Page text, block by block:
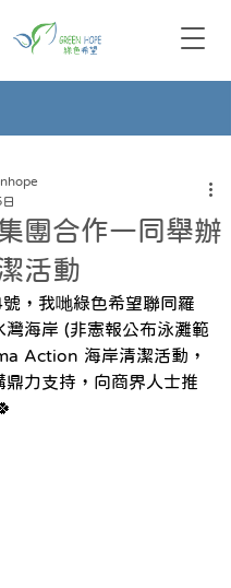
團合作一同舉辦
活動
灣海岸 (非憲報公布泳灘範
Action 海岸清潔活動，
鼎力支持，向商界人士推